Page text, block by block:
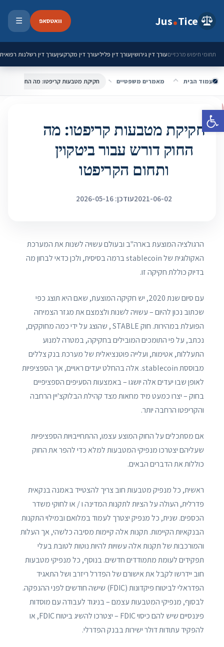
פתח סרגל נגישות
Jus Tice וואטסאפ ☰
תחומי חיפוש מרכזייםעורך דין גירושיןעורך דין פליליעורך דין מקרקעיןעורך דין רשלנות רפואית
עמוד הבית מאמרים משפטיים
חקיקת מטבעות קריפטו: מה
החוק דורש עבור ביטקוין
ותחום הקריפטו
2021-06-02עודכן: 2026-05-16
הרגולציה המוצעת בארה"ב ובעולם עשויה לשנות את המערכת
האקולוגית של stablecoin ברמה בסיסית, ולכן כדאי לבחון מה
בדיוק כוללת חקיקה זו.
עם סיום שנת 2020, יש חקיקה המוצעת, שאם היא תוצג כפי
שכתוב נכון להיום – עשויה לשנות ולצמצם את מגזר הצמיחה
הפועלת במהירות. חוק STABLE , שהוצג על ידי כמה מחוקקים,
נכתב, על פי התומכים המובילים בחקיקה, במטרה למנוע
התעללות, אטימות, ועלייה פוטנציאלית של מערכת בנק צללים
מבוססת stablecoin. אלה בהחלט יעדים ראויים, אך הספציפיות
לאופן שבו יעדים אלה יושגו – באמצעות הסעיפים הספציפיים
בחוק – יצרו כמעט מיד מחאות מצד קהילת הבלוקצ'יין הרחבה
והקריפטו הרחבה יותר.
אם מסתכלים על החוק המוצע עצמו, ההתחייבויות הספציפיות
שעליהם יצטרכו מנפיקי המטבעות למלא כדי להפר את החוק
כוללות את הדברים הבאים.
ראשית, כל מנפיק מטבעות חוב צריך להצטייד באמנה בנקאית
פדרלית, העולה על הציות לתקנות המדינה ו / או לחוקי משדר
הכספים. שנית, כל מנפיק יצטרך לעמוד במלואם ובמילוי התקנות
הבנקאיות הקיימות. תקנות אלה קיימות מסיבה כלשהי, אך העלות
והמורכבות של תקנות אלה עשויות להיות נוטות לטובת בעלי
תפקידים לעומת מתמודדים חדשים. בנוסף, כל מנפיקי מטבעות
חוב יידרשו לקבל את אישורם של הפדרל ריזרב ושל התאגיד
הפדראלי לביטוח פיקדונות (FDIC) שישה חודשים לפני ההנפקה.
לבסוף, מנפיקי המטבעות עצמם – בניגוד לעבודה עם מוסדות
פיננסיים שיש להם כיסוי FDIC – יצטרכו להשיג ביטוח FDIC, או
להפקיד עתודות דולר ישירות בבנק הפדרלי.